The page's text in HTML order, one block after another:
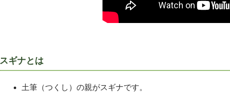
スギナとは
土筆（つくし）の親がスギナです。